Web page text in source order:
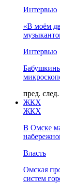
Интервью
«В моём
Интервью
пред. след.
ЖКХ
ЖКХ
В Омске
Власть
Омская
систем